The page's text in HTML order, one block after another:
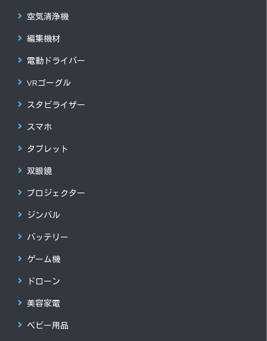
空気清浄機
編集機材
電動ドライバー
VRゴーグル
スタビライザー
スマホ
タブレット
双眼鏡
プロジェクター
ジンバル
バッテリー
ゲーム機
ドローン
美容家電
ベビー用品